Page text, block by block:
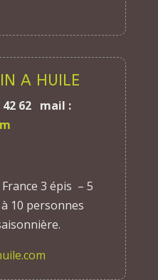
A HUILE
42 62 mail :
3 épis – 5
10 personnes